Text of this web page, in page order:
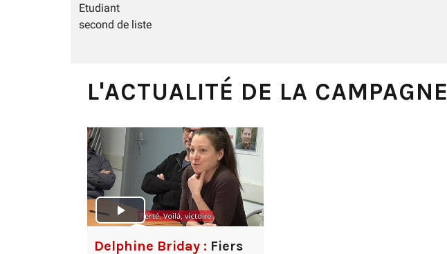
Etudiant
second de liste
L'ACTUALITÉ DE LA CAMPAGNE
Delphine Briday : Fiers